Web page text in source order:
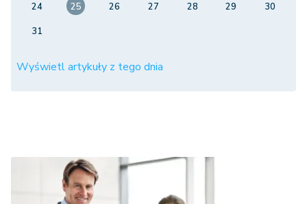
24
25 26 27 28 29
30
31
Wyświetl artykuły z tego dnia